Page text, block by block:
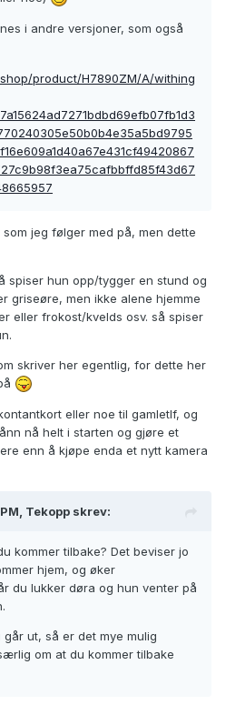
i andre versjoner, som også
product/H7890ZM/A/withing
jeg følger med på, men dette
spiser hun opp/tygger en stund og
griseøre, men ikke alene hjemme
eller frokost/kvelds osv. så spiser
skriver her egentlig, for dette her
eller noe til gamletlf, og
nå helt i starten og gjøre et
enn å kjøpe enda et nytt kamera
Tekopp skrev:
kommer tilbake? Det beviser jo
hjem, og øker
du lukker døra og hun venter på
ut, så er det mye mulig
om at du kommer tilbake